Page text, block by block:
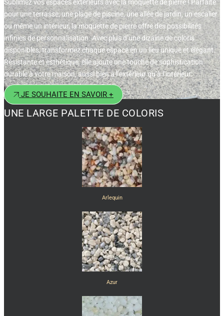
Sublimez vos espaces extérieurs avec la moquette de pierre ! Parfaite
pour une terrasse, une plage de piscine, une allée de jardin, un escalier
ou même un intérieur, la moquette de pierre offre des possibilités
infinies de personnalisation. Avec plus d’une dizaine de coloris
disponibles, transformez chaque espace en un lieu unique et élégant.
Résistante et esthétique, elle ajoute une touche de sophistication
durable à votre maison, aussi bien à l’extérieur qu’à l’intérieur.
JE SOUHAITE EN SAVOIR +
UNE LARGE PALETTE DE COLORIS
Arlequin
Azur